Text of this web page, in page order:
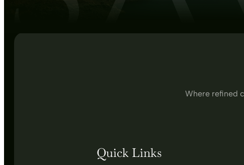
Where refined
Quick Links